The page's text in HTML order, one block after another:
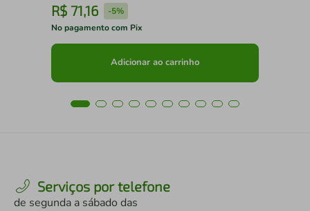
R$ 71,16 -5%
No pagamento com Pix
Adicionar ao carrinho
Serviços por telefone
de segunda a sábado das